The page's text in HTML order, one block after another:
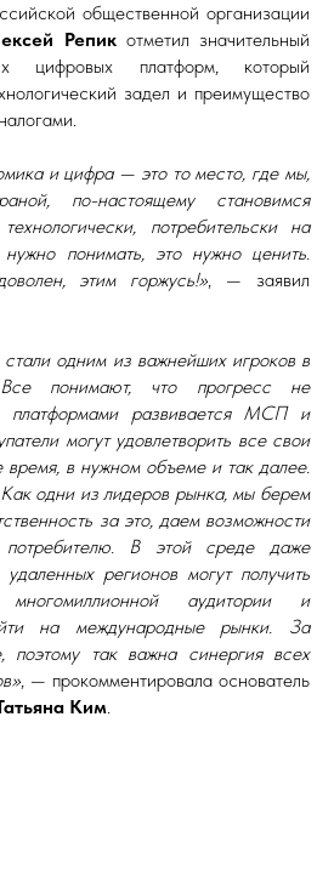
общественной организации
Репикотметил значительный
цифровых платформ, который
задел и преимущество
и цифра — это то место, где мы,
по-настоящему становимся
потребительски на
понимать, это нужно ценить.
этим горжусь!», — заявил
одним из важнейших игроков в
понимают, что прогресс не
платформами развивается МСП и
могут удовлетворить все свои
время, в нужном объеме и так далее.
одни из лидеров рынка, мы берем
за это, даем возможности
В этой среде даже
регионов могут получить
аудитории и
на международные рынки. За
поэтому так важна синергия всех
, — прокомментировала основатель
Ким.